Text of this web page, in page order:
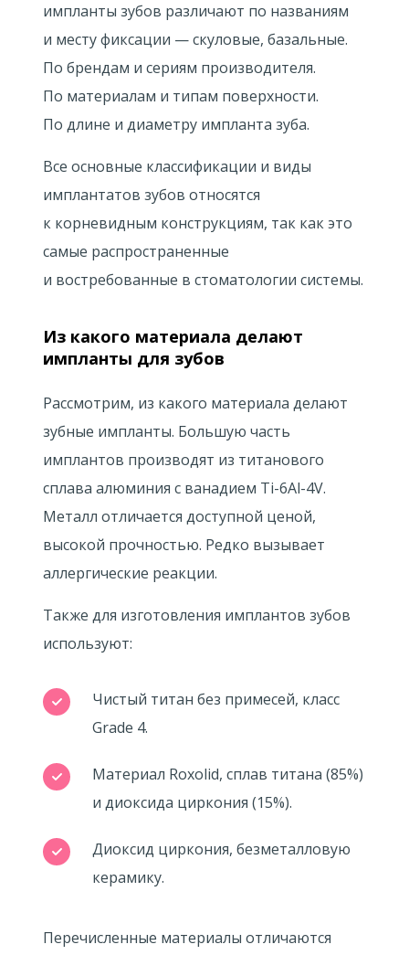
импланты зубов различают по названиям
и месту фиксации — скуловые, базальные.
По брендам и сериям производителя.
По материалам и типам поверхности.
По длине и диаметру импланта зуба.
Все основные классификации и виды
имплантатов зубов относятся
к корневидным конструкциям, так как это
самые распространенные
и востребованные в стоматологии системы.
Из какого материала делают
импланты для зубов
Рассмотрим, из какого материала делают
зубные импланты. Большую часть
имплантов производят из титанового
сплава алюминия с ванадием Ti-6Al-4V.
Металл отличается доступной ценой,
высокой прочностью. Редко вызывает
аллергические реакции.
Также для изготовления имплантов зубов
используют:
Чистый титан без примесей, класс
Grade 4.
Материал Roxolid, сплав титана (85%)
и диоксида циркония (15%).
Диоксид циркония, безметалловую
керамику.
Перечисленные материалы отличаются